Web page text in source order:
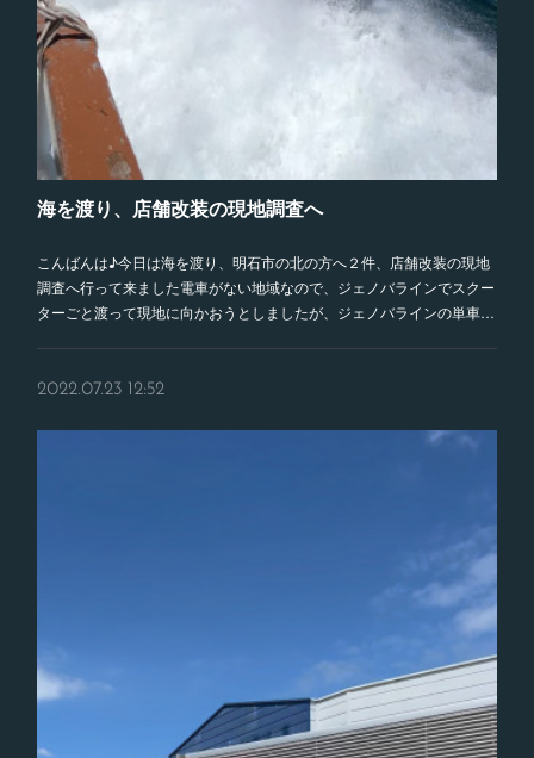
海を渡り、店舗改装の現地調査へ
こんばんは♪今日は海を渡り、明石市の北の方へ２件、店舗改装の現地
調査へ行って来ました電車がない地域なので、ジェノバラインでスクー
ターごと渡って現地に向かおうとしましたが、ジェノバラインの単車…
2022.07.23 12:52